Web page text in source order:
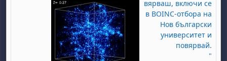
вярваш, включи се
в BOINC-отбора на
Нов български
университет и
повярвай.
"